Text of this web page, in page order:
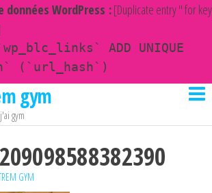
données WordPress :[Duplicate entry '' for key
ADD UNIQUE
(`url_hash`)
gym
gym
GYM